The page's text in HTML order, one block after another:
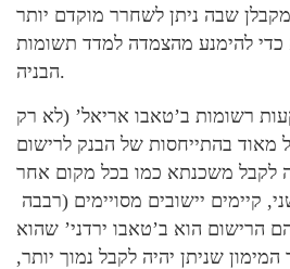
מקבלן שבה ניתן לשחרר מוקדם יותר
להימנע מהצמדה למדד תשומות
הבניה.
רשומות ב’טאבו אריאל’ (לא רק
בהתייחסות של הבנק לרישום
לקבל משכנתא כמו בכל מקום אחר
קיימים יישובים מסויימים (רבבה
הרישום הוא ב’טאבו ירדני’ שהוא
שניתן יהיה לקבל נמוך יותר,